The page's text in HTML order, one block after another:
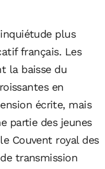
plus
français. Les
la baisse du
en
écrite, mais
partie des jeunes
Couvent royal des
transmission